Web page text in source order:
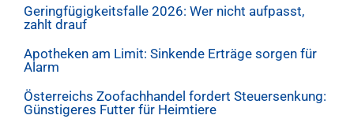
Geringfügigkeitsfalle 2026: Wer nicht aufpasst,
zahlt drauf
Apotheken am Limit: Sinkende Erträge sorgen für
Alarm
Österreichs Zoofachhandel fordert Steuersenkung:
Günstigeres Futter für Heimtiere